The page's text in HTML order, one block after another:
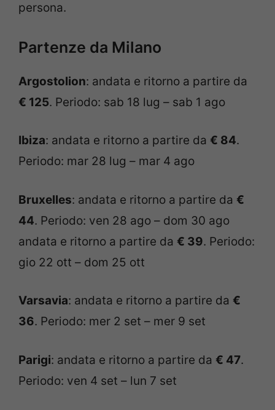
persona.
Partenze da Milano
Argostolion: andata e ritorno a partire da
€ 125. Periodo: sab 18 lug – sab 1 ago
Ibiza: andata e ritorno a partire da € 84.
Periodo: mar 28 lug – mar 4 ago
Bruxelles: andata e ritorno a partire da €
44. Periodo: ven 28 ago – dom 30 ago
andata e ritorno a partire da € 39. Periodo:
gio 22 ott – dom 25 ott
Varsavia: andata e ritorno a partire da €
36. Periodo: mer 2 set – mer 9 set
Parigi: andata e ritorno a partire da € 47.
Periodo: ven 4 set – lun 7 set